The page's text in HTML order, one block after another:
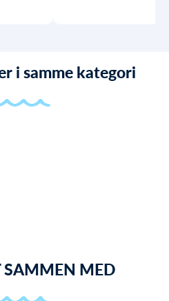
i samme kategori
MED